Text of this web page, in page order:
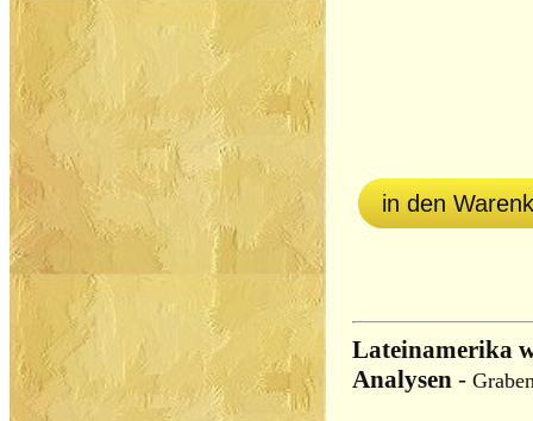
in den
Lateinamerika
Analysen -